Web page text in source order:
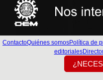
ContactoQuiénes somosPolítica de
editoriales